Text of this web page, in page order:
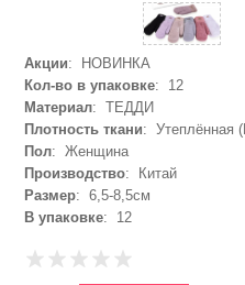
Акции: НОВИНКА
Кол-во в упаковке: 12
Материал: ТЕДДИ
Плотность ткани: Утеплённая
Пол: Женщина
Производство: Китай
Размер: 6,5-8,5см
В упаковке: 12